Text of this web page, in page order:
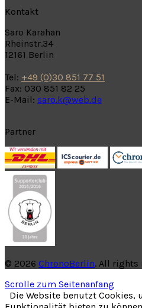
Kontakt
Saro Karahan
Rheinstr.34
12161 Berlin
Tel: +49 (0)30 851 77 51
Fax: 030 851 82 25
E-Mail: saro.k@web.de
Partner
© 2026 ChronoBerlin. All rights
Scrolle zum Seitenanfang
Die Website benutzt Cookies,